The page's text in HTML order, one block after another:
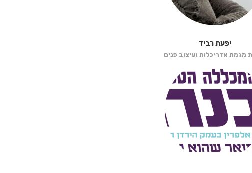
יפעת רביד
מגמת אדריכלות ועיצוב פנים